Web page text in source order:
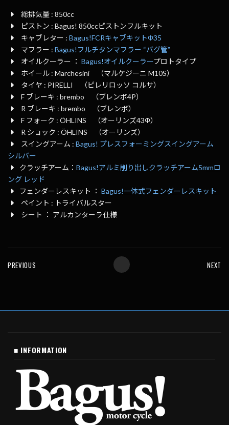
総排気量 : 850cc
ピストン : Bagus! 850ccピストンフルキット
キャブレター :Bagus!FCRキャブキットΦ35
マフラー :Bagus!フルチタンマフラー “バグ管”
オイルクーラー ：Bagus!オイルクーラープロトタイプ
ホイール : Marchesini （マルケジーニ M10S）
タイヤ : PIRELLI （ピレリロッソ コルサ）
F ブレーキ : brembo （ブレンボ4P）
R ブレーキ : brembo （ブレンボ）
F フォーク : ÖHLINS （オーリンズ43Φ）
R ショック : ÖHLINS （オーリンズ）
スイングアーム :Bagus! プレスフォーミングスイングアーム
シルバー
クラッチアーム：Bagus!アルミ削り出しクラッチアーム5mmロ
ング レッド
フェンダーレスキット ：Bagus!一体式フェンダーレスキット
ペイント : トライバルスター
シート ： アルカンターラ仕様
PREVIOUS NEXT
■ INFORMATION